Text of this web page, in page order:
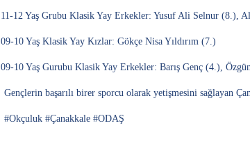
11-12 Yaş Grubu Klasik Yay Erkekler: Yusuf Ali Selnur (8.),
09-10 Yaş Klasik Yay Kızlar: Gökçe Nisa Yıldırım (7.)
09-10 Yaş Gurubu Klasik Yay Erkekler: Barış Genç (4.),
Gençlerin başarılı birer sporcu olarak yetişmesini sağlayan
#Okçuluk #Çanakkale #ODAŞ